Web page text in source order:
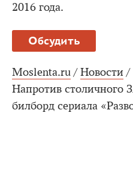
2016 года.
Обсудить
Moslenta.ru / Новости /
Напротив столичного
билборд сериала